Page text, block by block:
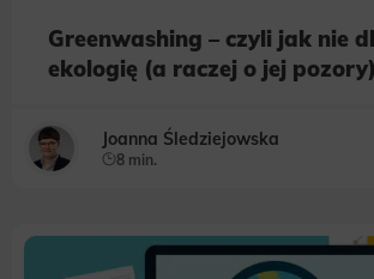
Greenwashing – czyli jak nie
ekologię (a raczej o jej pozory)
Joanna Śledziejowska
8 min.